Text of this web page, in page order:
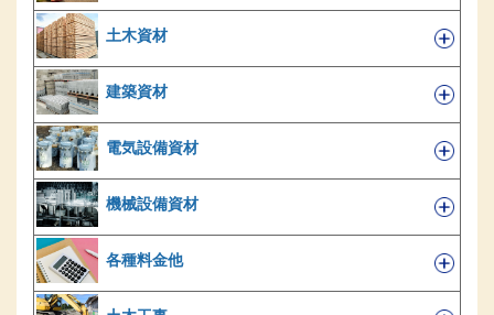
土木資材
建築資材
電気設備資材
機械設備資材
各種料金他